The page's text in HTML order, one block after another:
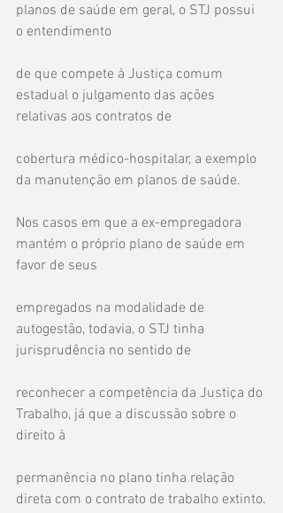
planos de saúde em geral, o STJ possui
o entendimento
de que compete à Justiça comum
estadual o julgamento das ações
relativas aos contratos de
cobertura médico-hospitalar, a exemplo
da manutenção em planos de saúde.
Nos casos em que a ex-empregadora
mantém o próprio plano de saúde em
favor de seus
empregados na modalidade de
autogestão, todavia, o STJ tinha
jurisprudência no sentido de
reconhecer a competência da Justiça do
Trabalho, já que a discussão sobre o
direito à
permanência no plano tinha relação
direta com o contrato de trabalho extinto.